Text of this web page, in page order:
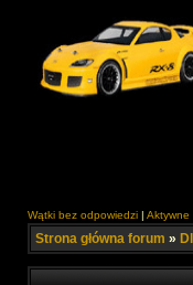
Wątki bez odpowiedzi | Aktywne
Strona główna forum »